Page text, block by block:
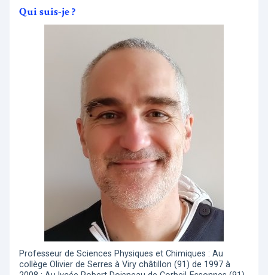
Qui suis-je ?
Professeur de Sciences Physiques et Chimiques : Au
collège Olivier de Serres à Viry châtillon (91) de 1997 à